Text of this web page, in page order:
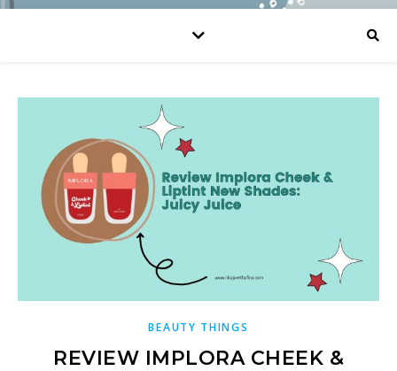
BEAUTY THINGS
REVIEW IMPLORA CHEEK &